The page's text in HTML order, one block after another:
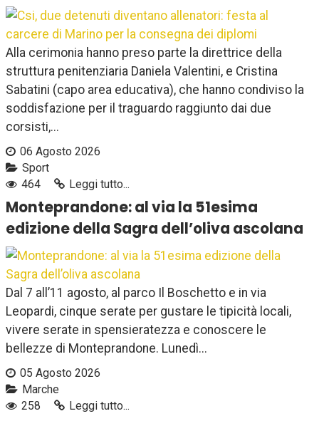
Alla cerimonia hanno preso parte la direttrice della
struttura penitenziaria Daniela Valentini, e Cristina
Sabatini (capo area educativa), che hanno condiviso la
soddisfazione per il traguardo raggiunto dai due
corsisti,...
06 Agosto 2026
Sport
464
Leggi tutto...
Monteprandone: al via la 51esima
edizione della Sagra dell’oliva ascolana
Dal 7 all’11 agosto, al parco Il Boschetto e in via
Leopardi, cinque serate per gustare le tipicità locali,
vivere serate in spensieratezza e conoscere le
bellezze di Monteprandone. Lunedì...
05 Agosto 2026
Marche
258
Leggi tutto...